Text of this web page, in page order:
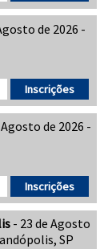
de 2026 -
Inscrições
de 2026 -
Inscrições
- 23 de Agosto
SP